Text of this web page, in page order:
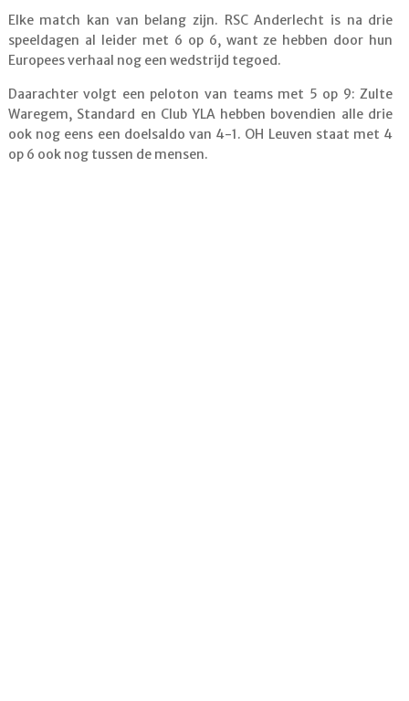
Elke match kan van belang zijn. RSC Anderlecht is na drie
speeldagen al leider met 6 op 6, want ze hebben door hun
Europees verhaal nog een wedstrijd tegoed.
Daarachter volgt een peloton van teams met 5 op 9: Zulte
Waregem, Standard en Club YLA hebben bovendien alle drie
ook nog eens een doelsaldo van 4-1. OH Leuven staat met 4
op 6 ook nog tussen de mensen.